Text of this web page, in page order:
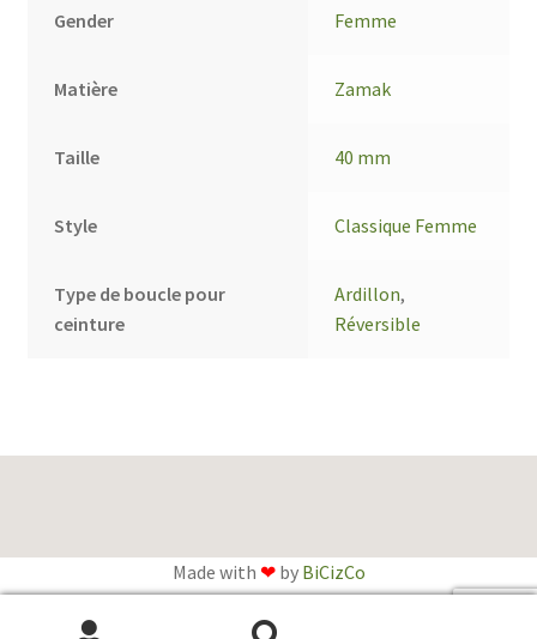
Gender Femme
Matière Zamak
Taille 40 mm
Style Classique Femme
Type de boucle pour
ceinture
Ardillon,
Réversible
Made with ❤by BiCizCo
Anglais